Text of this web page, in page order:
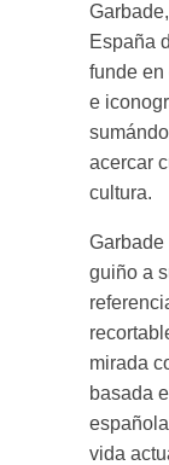
España
funde en
e
acercar
cultura.
Garbade
guiño a
mirada
basada
vida